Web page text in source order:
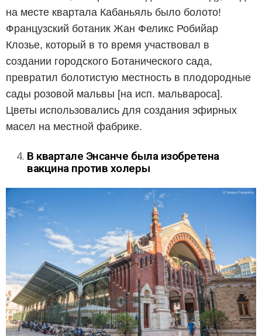
на месте квартала Кабаньяль было болото!
Французский ботаник Жан Феликс Робийар
Клозье, который в то время участвовал в
создании городского Ботанического сада,
превратил болотистую местность в плодородные
сады розовой мальвы [на исп. мальвароса].
Цветы использовались для создания эфирных
масел на местной фабрике.
В квартале Энсанче была изобретена
вакцина против холеры